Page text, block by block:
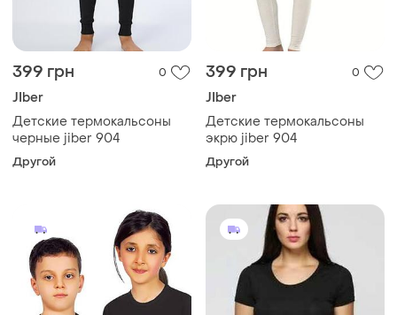
399 грн 0
JIber
Детские термокальсоны
черные jiber 904
Другой
399 грн 0
JIber
Детские термокальсоны
экрю jiber 904
Другой